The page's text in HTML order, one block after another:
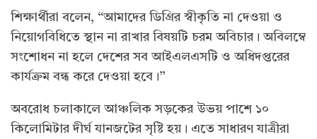
শিক্ষার্থীরা বলেন, “আমাদের ডিগ্রির স্বীকৃতি না দেওয়া ও
নিয়োগবিধিতে স্থান না রাখার বিষয়টি চরম অবিচার। অবিলম্বে
সংশোধন না হলে দেশের সব আইএলএসটি ও অধিদপ্তরের
কার্যক্রম বন্ধ করে দেওয়া হবে।”
অবরোধ চলাকালে আঞ্চলিক সড়কের উভয় পাশে ১০
কিলোমিটার দীর্ঘ যানজটের সৃষ্টি হয়। এতে সাধারণ যাত্রীরা